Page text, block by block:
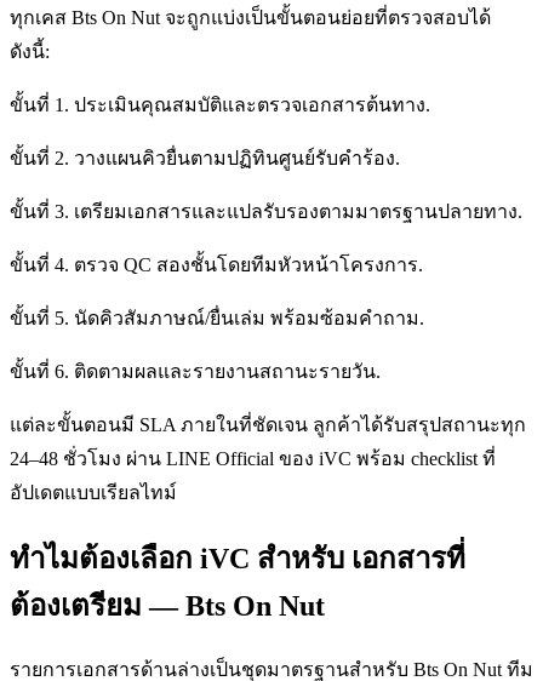
ทุกเคส Bts On Nut จะถูกแบ่งเป็นขั้นตอนย่อยที่ตรวจสอบได้
ดังนี้:
ขั้นที่ 1. ประเมินคุณสมบัติและตรวจเอกสารต้นทาง.
ขั้นที่ 2. วางแผนคิวยื่นตามปฏิทินศูนย์รับคำร้อง.
ขั้นที่ 3. เตรียมเอกสารและแปลรับรองตามมาตรฐานปลายทาง.
ขั้นที่ 4. ตรวจ QC สองชั้นโดยทีมหัวหน้าโครงการ.
ขั้นที่ 5. นัดคิวสัมภาษณ์/ยื่นเล่ม พร้อมซ้อมคำถาม.
ขั้นที่ 6. ติดตามผลและรายงานสถานะรายวัน.
แต่ละขั้นตอนมี SLA ภายในที่ชัดเจน ลูกค้าได้รับสรุปสถานะทุก
24–48 ชั่วโมง ผ่าน LINE Official ของ iVC พร้อม checklist ที่
อัปเดตแบบเรียลไทม์
ทำไมต้องเลือก iVC สำหรับ เอกสารที่
ต้องเตรียม — Bts On Nut
รายการเอกสารด้านล่างเป็นชุดมาตรฐานสำหรับ Bts On Nut ทีม